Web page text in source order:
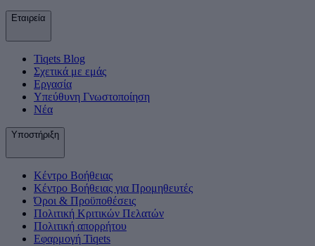
Εταιρεία
Tiqets Βlog
Σχετικά με εμάς
Εργασία
Υπεύθυνη Γνωστοποίηση
Νέα
Υποστήριξη
Κέντρο Βοήθειας
Κέντρο Βοήθειας για Προμηθευτές
Όροι & Προϋποθέσεις
Πολιτική Κριτικών Πελατών
Πολιτική απορρήτου
Εφαρμογή Tiqets